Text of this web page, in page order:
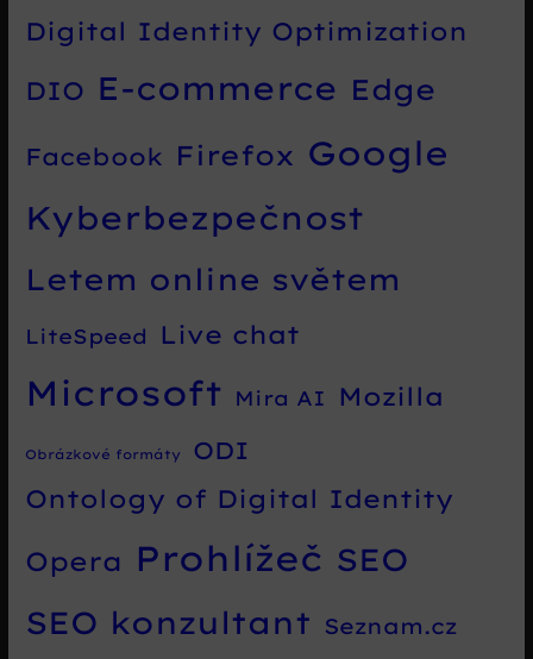
Digital Identity Optimization
DIO E-commerce Edge
Facebook Firefox Google
Kyberbezpečnost
Letem online světem
LiteSpeed Live chat
Microsoft Mira AI Mozilla
Obrázkové formáty ODI
Ontology of Digital Identity
Opera Prohlížeč SEO
SEO konzultant Seznam.cz